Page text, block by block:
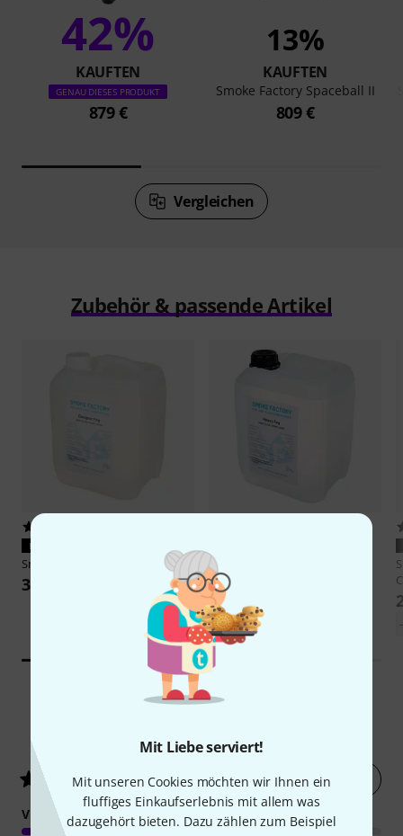
Mit Liebe serviert!
Mit unseren Cookies möchten wir Ihnen ein
fluffiges Einkaufserlebnis mit allem was
dazugehört bieten. Dazu zählen zum Beispiel
42%
KAUFTEN
GENAU DIESES PRODUKT
879 €
13%
KAUFTEN
Smoke Factory Spaceball II
809 €
Vergleichen
Zubehör & passende Artikel
PASST GARANTIERT
Smoke Factory Designer Fog 5L
36 €
Smoke Factory
33 €
UVP: 51,55 €
-36%
Kundenbewertungen
4.5/ 5 Jetzt bewerten
VERARBEITUNG